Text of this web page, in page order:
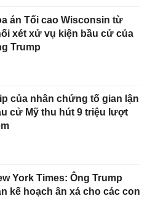
án Tối cao Wisconsin từ
xét xử vụ kiện bầu cử của
Trump
của nhân chứng tố gian lận
cử Mỹ thu hút 9 triệu lượt
York Times: Ông Trump
kế hoạch ân xá cho các con